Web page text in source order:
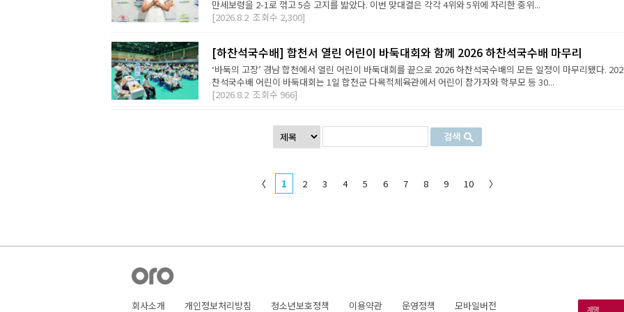
만세보령을 2-1로 꺾고 5승 고지를 밟았다. 이번 맞대결은 각각 4위와 5위에 자리한 중위...
[2026.8.2 조회수 2,300]
[하찬석국수배] 합천서 열린 어린이 바둑대회와 함께 2026 하찬석국수배 마무리
‘바둑의 고장’ 경남 합천에서 열린 어린이 바둑대회를 끝으로 2026 하찬석국수배의 모든 일정이 마무리됐다.
찬석국수배 어린이 바둑대회는 1일 합천군 다목적체육관에서 어린이 참가자와 학부모 등 30...
[2026.8.2 조회수 966]
〈 1 2 3 4 5 6 7 8 9 10 〉
회사소개 개인정보처리방침 청소년보호정책 이용약관 운영정책 모바일버전